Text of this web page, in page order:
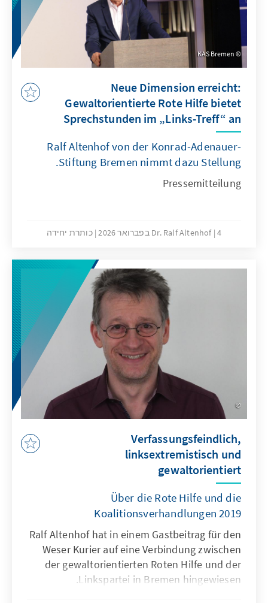
KAS Bremen
Neue Dimension erreicht:
Gewaltorientierte Rote Hilfe bietet
Sprechstunden im „Links-Treff“ an
Ralf Altenhof von der Konrad-Adenauer-
Stiftung Bremen nimmt dazu Stellung.
Pressemitteilung
Dr. Ralf Altenhof 4 בפברואר 2026 כותרת יחידה
Verfassungsfeindlich,
linksextremistisch und
gewaltorientiert
Über die Rote Hilfe und die
Koalitionsverhandlungen 2019
Ralf Altenhof hat in einem Gastbeitrag für den
Weser Kurier auf eine Verbindung zwischen
der gewaltorientierten Roten Hilfe und der
Linkspartei in Bremen hingewiesen.